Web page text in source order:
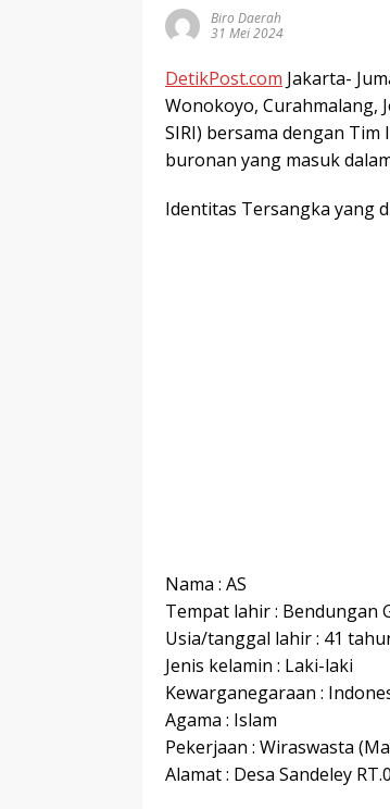
Biro Daerah
31 Mei 2024
DetikPost.com Jakarta-
Wonokoyo, Curahmalang,
SIRI) bersama dengan
buronan yang masuk
Identitas Tersangka yang
Nama : AS
Tempat lahir : Bendungan
Usia/tanggal lahir : 41
Jenis kelamin : Laki-laki
Kewarganegaraan :
Agama : Islam
Pekerjaan : Wiraswasta
Alamat : Desa Sandeley